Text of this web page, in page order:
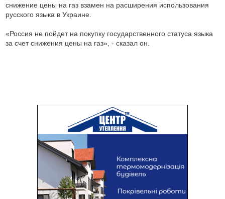
снижение цены на газ взамен на расширения использования
русского языка в Украине.
«Россия не пойдет на покупку государственного статуса языка
за счет снижения цены на газ», - сказал он.